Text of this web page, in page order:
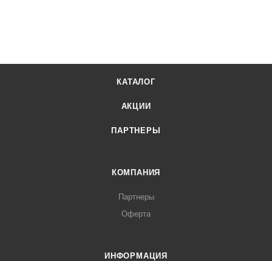
КАТАЛОГ
АКЦИИ
ПАРТНЕРЫ
КОМПАНИЯ
Партнеры
Оферта
ИНФОРМАЦИЯ